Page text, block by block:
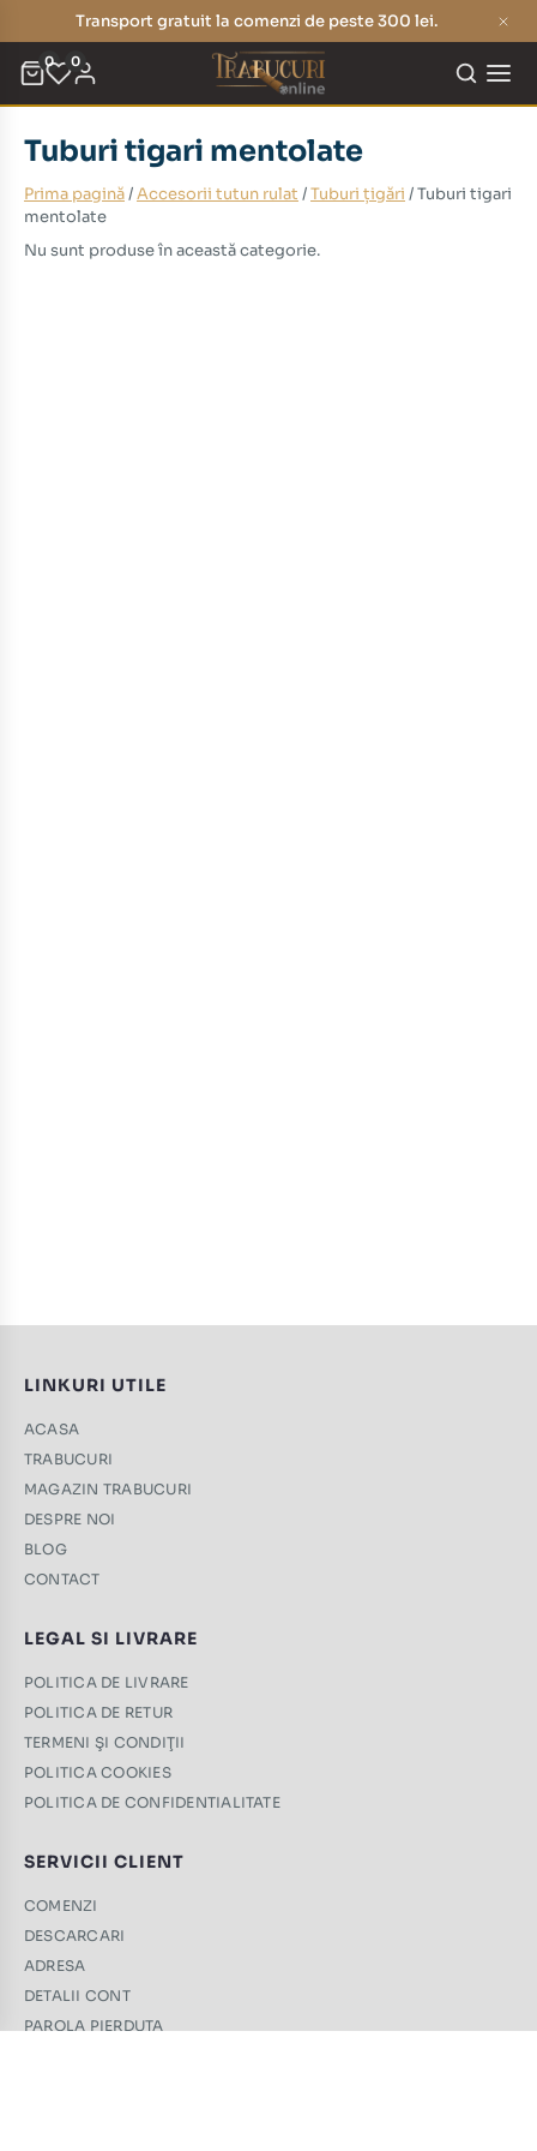
Transport gratuit la comenzi de peste 300 lei.
0 0
Tuburi tigari mentolate
Prima pagină/Accesorii tutun rulat /Tuburi țigări / Tuburi tigari
mentolate
Nu sunt produse în această categorie.
LINKURI UTILE
ACASA
TRABUCURI
MAGAZIN TRABUCURI
DESPRE NOI
BLOG
CONTACT
LEGAL SI LIVRARE
POLITICA DE LIVRARE
POLITICA DE RETUR
TERMENI ŞI CONDIŢII
POLITICA COOKIES
POLITICA DE CONFIDENTIALITATE
SERVICII CLIENT
COMENZI
DESCARCARI
ADRESA
DETALII CONT
PAROLA PIERDUTA